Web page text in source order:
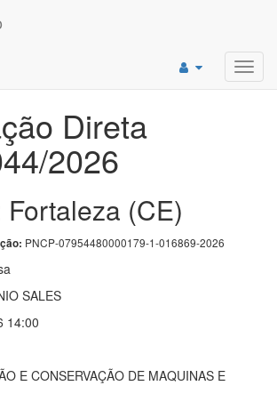
Direta
2026
(CE)
PNCP-07954480000179-1-016869-2026
SALES
14:00
E CONSERVAÇÃO DE MAQUINAS E